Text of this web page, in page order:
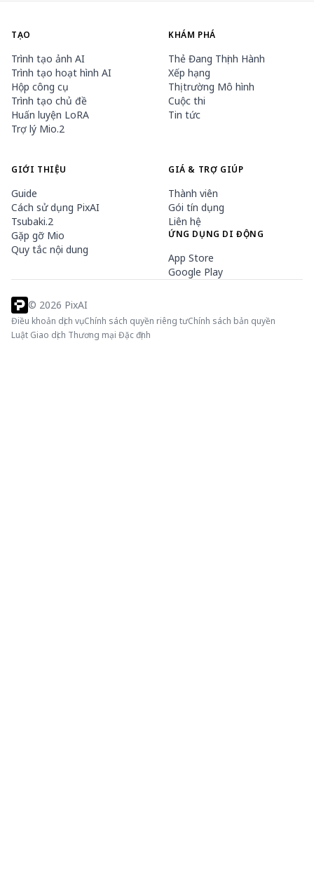
TẠO
Trình tạo ảnh AI
Trình tạo hoạt hình AI
Hộp công cụ
Trình tạo chủ đề
Huấn luyện LoRA
Trợ lý Mio.2
KHÁM PHÁ
Thẻ Đang Thịnh Hành
Xếp hạng
Thị trường Mô hình
Cuộc thi
Tin tức
GIỚI THIỆU
Guide
Cách sử dụng PixAI
Tsubaki.2
Gặp gỡ Mio
Quy tắc nội dung
GIÁ & TRỢ GIÚP
Thành viên
Gói tín dụng
Liên hệ
ỨNG DỤNG DI ĐỘNG
App Store
Google Play
© 2026 PixAI
Điều khoản dịch vụChính sách quyền riêng tưChính sách bản quyền
Luật Giao dịch Thương mại Đặc định